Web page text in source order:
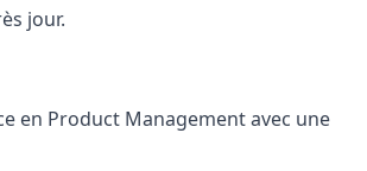
jour.
en Product Management avec une